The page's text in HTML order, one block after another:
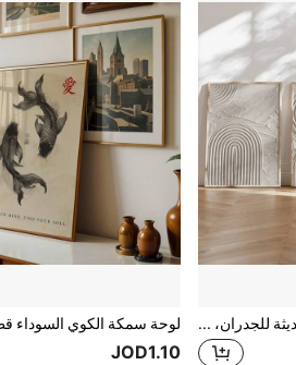
3 قطع من لوحات الفن الحديثة للجدران، مجموعة لوحات كانفاس مجردة - ديكور جداري أنيق باللون الأبيض والرمادي، ألوان أرضية، ألوان محايدة، فن الزن، خطوط هندسية، طراز المزرعة، طراز حديقة الزن، مع أو بدون إطارات، ديكور الغرفة، ديكور المنزل، ديكور شقة الطالب الجامعي، الفندق، المنزل، غرفة المعيشة، غرفة النوم، الحمام ومكتب ديكور الجدران هدية.
JOD1.10